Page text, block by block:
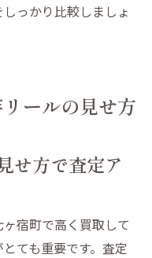
っかり比較しましょ
ールの見せ方
せ方で査定ア
宿町で高く買取して
ても重要です。査定